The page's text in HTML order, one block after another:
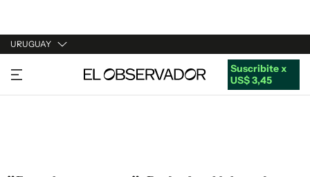
URUGUAY
URUGUAY
ARGENTINA
Suscribite x
US$ 3,45